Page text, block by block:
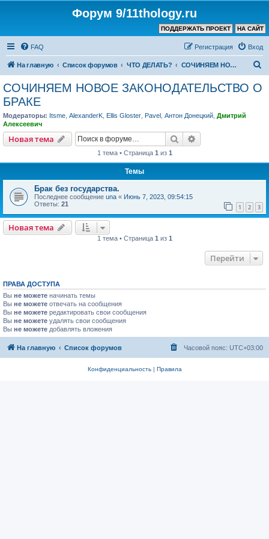
Форум 9/11thology.ru
НА САЙТ
ПОДДЕРЖАТЬ ПРОЕКТ
FAQ Вход
Регистрация
На главную Список форумов ЧТО ДЕЛАТЬ? СОЧИНЯЕМ НОВОЕ ЗАКОНОДАТЕЛЬСТВО О БРАКЕ
СОЧИНЯЕМ НОВОЕ ЗАКОНОДАТЕЛЬСТВО О
БРАКЕ
Модераторы: Itsme AlexanderK Ellis Gloster Pavel Антон Донецкий Дмитрий
Алексеевич
Новая тема Поиск
1 тема • Страница 1 из 1
Темы
Брак без государства.
Последнее сообщение una « Июнь 7, 2023, 09:54:15
Ответы: 21 1 2 3
Новая тема
1 тема • Страница 1 из 1
Перейти
ПРАВА ДОСТУПА
Вы не можете начинать темы
Вы не можете отвечать на сообщения
Вы не можете редактировать свои сообщения
Вы не можете удалять свои сообщения
Вы не можете добавлять вложения
На главную Список форумов Часовой пояс: UTC+03:00
Конфиденциальность| Правила